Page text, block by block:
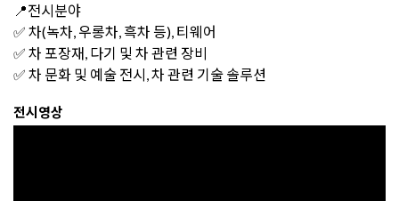
📍전시분야
✅ 차(녹차, 우롱차, 흑차 등), 티웨어
✅ 차 포장재, 다기 및 차 관련 장비
✅ 차 문화 및 예술 전시, 차 관련 기술 솔루션
전시영상